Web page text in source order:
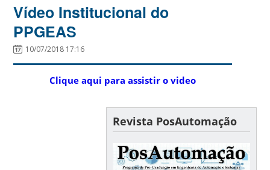
Vídeo Institucional do
PPGEAS
10/07/2018 17:16
Clique aqui para assistir o video
Revista PosAutomação